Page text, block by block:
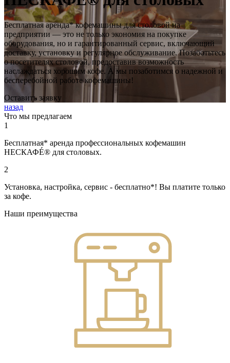
Бесплатная аренда* кофемашины для столовой на
предприятии — это не только экономия на покупке
оборудования, но и гарантированный сервис, включающий
доставку, установку и регулярное обслуживание. Позаботьтесь
о посетителях столовой, предоставив возможность
наслаждаться хорошим кофе. А мы позаботимся о надежной и
бесперебойной работе кофемашины!
Оставить заявку
назад
Что мы предлагаем
1
Бесплатная* аренда профессиональных кофемашин
НЕСКАФÉ® для столовых.
2
Установка, настройка, сервис - бесплатно*! Вы платите только
за кофе.
Наши преимущества